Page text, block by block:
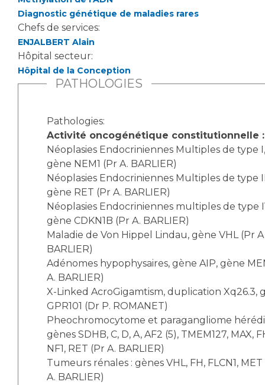
Vos représentants
La Commission Des Usagers (CDU)
Les Comités Locaux des Usagers
Qualité
Nos indicateurs qualité et de sécurité des soins
Protection des données
Sécurité
Les recherches en santé à l’AP-HM
Lieu de santé sans tabac
Médiathèque
Fournisseurs
Rôles et missions
Documents utiles
Diagnostic génétique de maladies rares
Chefs de services:
ENJALBERT Alain
Hôpital secteur:
Hôpital de la Conception
PATHOLOGIES
Pathologies:
Activité oncogénétique constitutionnelle :
Néoplasies Endocriniennes Multiples de type I,
gène NEM1 (Pr A. BARLIER)
Néoplasies Endocriniennes Multiples de type
gène RET (Pr A. BARLIER)
Néoplasies Endocriniennes multiples de type
gène CDKN1B (Pr A. BARLIER)
Maladie de Von Hippel Lindau, gène VHL (Pr
BARLIER)
Adénomes hypophysaires, gène AIP, gène
A. BARLIER)
X-Linked AcroGigamtism, duplication Xq26.3,
GPR101 (Dr P. ROMANET)
Pheochromocytome et paragangliome
gènes SDHB, C, D, A, AF2 (5), TMEM127, MAX,
NF1, RET (Pr A. BARLIER)
Tumeurs rénales : gènes VHL, FH, FLCN1,
A. BARLIER)